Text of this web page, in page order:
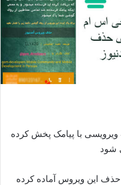
ویرویسی با پیامک پخش کرده
شود
حذف این ویروس آماده کرده